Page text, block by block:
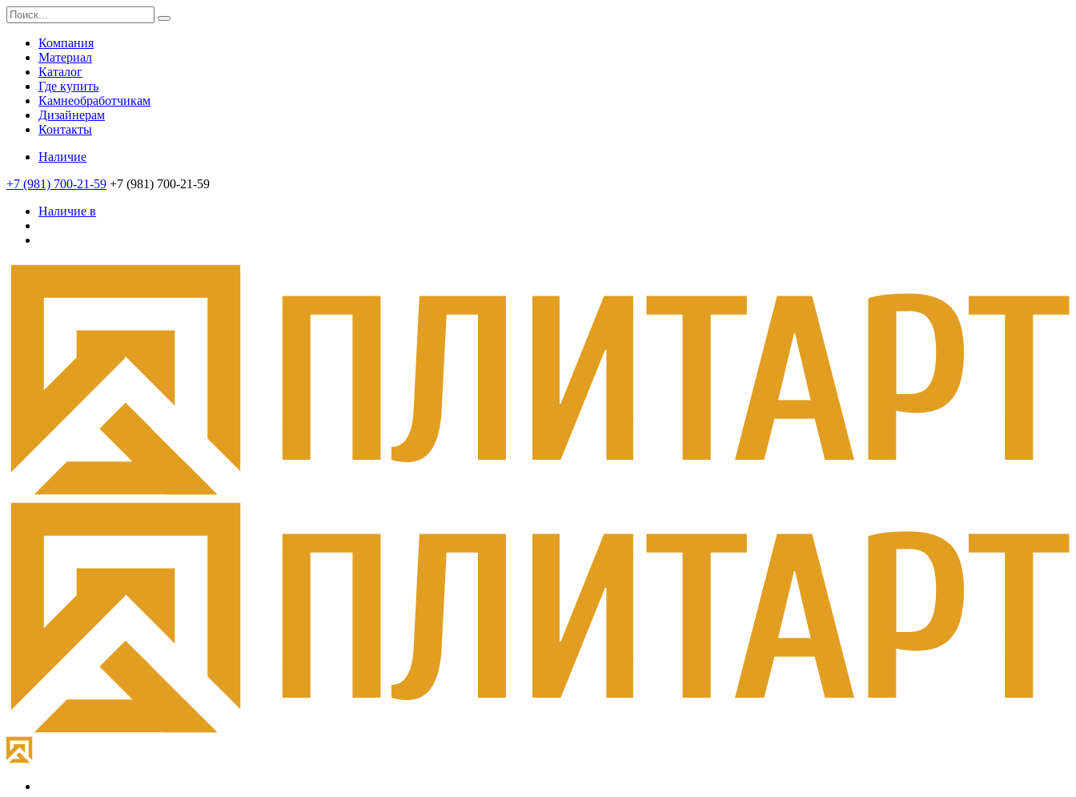
Компания
Материал
Каталог
Где купить
Камнеобработчикам
Дизайнерам
Контакты
Наличие
+7 (981) 700-21-59 +7 (981) 700-21-59
Наличие в